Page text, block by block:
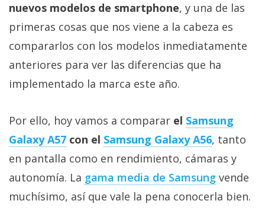
+
temas
Sorteos
Foros
Contacto
/
Sobre
nosotros
nuevos modelos de smartphone, y una de las
primeras cosas que nos viene a la cabeza es
compararlos con los modelos inmediatamente
anteriores para ver las diferencias que ha
implementado la marca este año.
Por ello, hoy vamos a comparar el Samsung
Galaxy A57‎ con el Samsung Galaxy A56‎, tanto
en pantalla como en rendimiento, cámaras y
autonomía. La gama media de Samsung‎ vende
muchísimo, así que vale la pena conocerla bien.